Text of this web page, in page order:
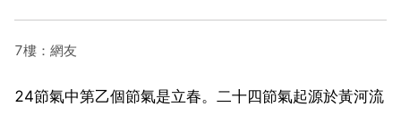
7樓：網友
24節氣中第乙個節氣是立春。二十四節氣起源於黃河流